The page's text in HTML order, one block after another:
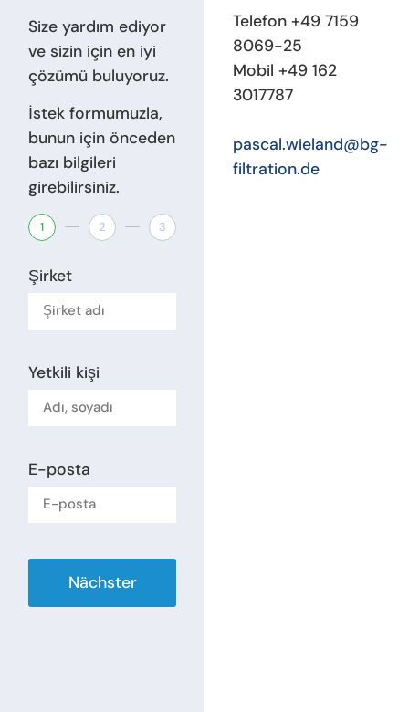
Size yardım ediyor
ve sizin için en iyi
çözümü buluyoruz.
İstek formumuzla,
bunun için önceden
bazı bilgileri
girebilirsiniz.
1 2 3
Şirket
Yetkili kişi
E-posta
Nächster
Telefon +49 7159
8069-25
Mobil +49 162
3017787
pascal.wieland@bg-
filtration.de